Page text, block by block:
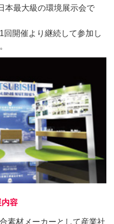
本最大級の環境展示会で
回開催より継続して参加し
容
素材メーカーとして産業社